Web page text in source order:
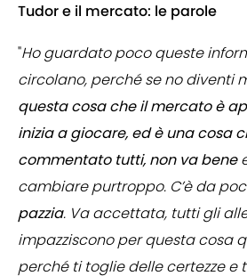
Tudor e il mercato: le parole
"Ho guardato poco queste
circolano, perché se no diventi
questa cosa che il mercato è
inizia a giocare, ed è una cosa
commentato tutti, non va bene
cambiare purtroppo. C’è da
pazzia. Va accettata, tutti gli
impazziscono per questa cosa
perché ti toglie delle certezze e